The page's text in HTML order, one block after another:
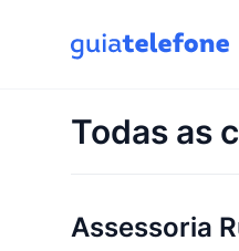
Todas as
Assessoria